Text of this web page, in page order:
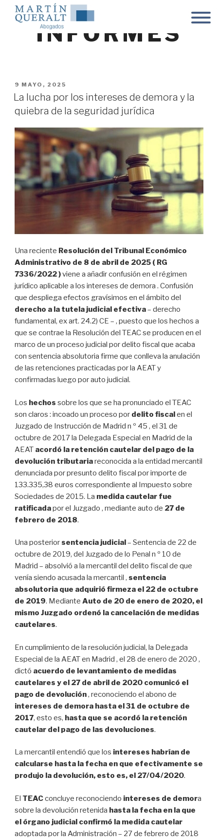
INFORMES
POSTED
ON
9 MAYO, 2025
La lucha por los intereses de demora y la
quiebra de la seguridad jurídica
Una reciente Resolución del Tribunal Económico
Administrativo de 8 de abril de 2025 ( RG
7336/2022 )viene a añadir confusión en el régimen
jurídico aplicable a los intereses de demora . Confusión
que despliega efectos gravísimos en el ámbito del
derecho a la tutela judicial efectiva– derecho
fundamental, ex art. 24.2) CE – , puesto que los hechos a
que se contrae la Resolución del TEAC se producen en el
marco de un proceso judicial por delito fiscal que acaba
con sentencia absolutoria firme que conlleva la anulación
de las retenciones practicadas por la AEAT y
confirmadas luego por auto judicial.
Los hechos sobre los que se ha pronunciado el TEAC
son claros : incoado un proceso por delito fiscalen el
Juzgado de Instrucción de Madrid n º 45 , el 31 de
octubre de 2017 la Delegada Especial en Madrid de la
AEAT acordó la retención cautelar del pago de la
devolución tributariareconocida a la entidad mercantil
denunciada por presunto delito fiscal por importe de
133.335,38 euros correspondiente al Impuesto sobre
Sociedades de 2015. La medida cautelar fue
ratificadapor el Juzgado , mediante auto de 27 de
febrero de 2018.
Una posteriorsentencia judicial– Sentencia de 22 de
octubre de 2019, del Juzgado de lo Penal n º 10 de
Madrid – absolvió a la mercantil del delito fiscal de que
venía siendo acusada la mercantil , sentencia
absolutoria que adquirió firmeza el 22 de octubre
de 2019. Mediante Auto de 20 de enero de 2020, el
mismo Juzgado ordenó la cancelación de medidas
cautelares.
En cumplimiento de la resolución judicial, la Delegada
Especial de la AEAT en Madrid , el 28 de enero de 2020 ,
dictó acuerdo de levantamiento de medidas
cautelares y el 27 de abril de 2020 comunicó el
pago de devolución, reconociendo el abono de
intereses de demora hasta el 31 de octubre de
2017, esto es, hasta que se acordó la retención
cautelar del pago de las devoluciones.
La mercantil entendió que los intereses habrían de
calcularse hasta la fecha en que efectivamente se
produjo la devolución, esto es, el 27/04/2020.
El TEACconcluye reconociendo intereses de demora
sobre la devolución retenida hasta la fecha en la que
el órgano judicial confirmó la medida cautelar
adoptada por la Administración – 27 de febrero de 2018